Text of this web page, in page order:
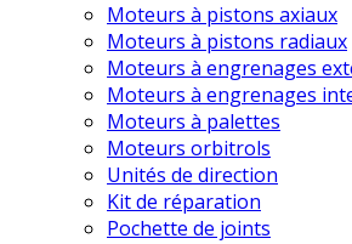
Moteurs à pistons axiaux
Moteurs à pistons radiaux
Moteurs à engrenages
Moteurs à engrenages
Moteurs à palettes
Moteurs orbitrols
Unités de direction
Kit de réparation
Pochette de joints